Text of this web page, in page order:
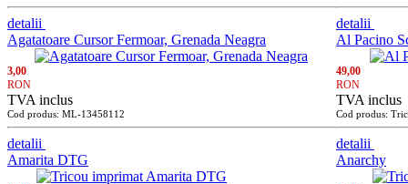
detalii
detalii
Agatatoare Cursor Fermoar, Grenada Neagra
3,00
RON
TVA inclus
Cod produs: ML-13458112
detalii
Al Pacino
49,00
RON
TVA inclus
Cod produs:
detalii
Amarita DTG
Anarchy